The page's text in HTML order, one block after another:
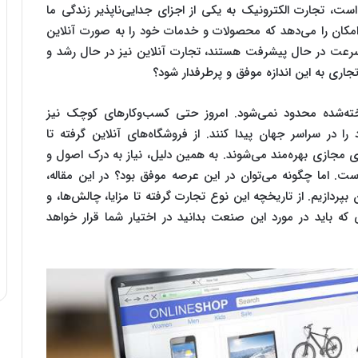
تجارت الکترونیک به یکی از اجزای جدایی‌ناپذیر زندگی ما
را می‌دهد که محصولات و خدمات خود را به صورت آنلاین
در حال پیشرفت هستند، تجارت آنلاین نیز در حال رشد و
به این اندازه موفق و پرطرفدار شود؟
محدود نمی‌شود. امروز حتی کسب‌وکارهای کوچک نیز
در سراسر جهان پیدا کنند. از فروشگاه‌های آنلاین گرفته تا
مجازی بهره‌مند می‌شوند. به همین دلیل، نیاز به درک اصول و
اما چگونه می‌توان در این عرصه موفق بود؟ در این مقاله،
از تاریخچه این نوع تجارت گرفته تا مزایا، چالش‌ها، و
باید در مورد این صنعت بدانید در اختیار شما قرار خواهد